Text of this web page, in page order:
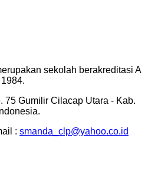
sekolah berakreditasi A
75 Gumilir Cilacap Utara - Kab.
: smanda_clp@yahoo.co.id